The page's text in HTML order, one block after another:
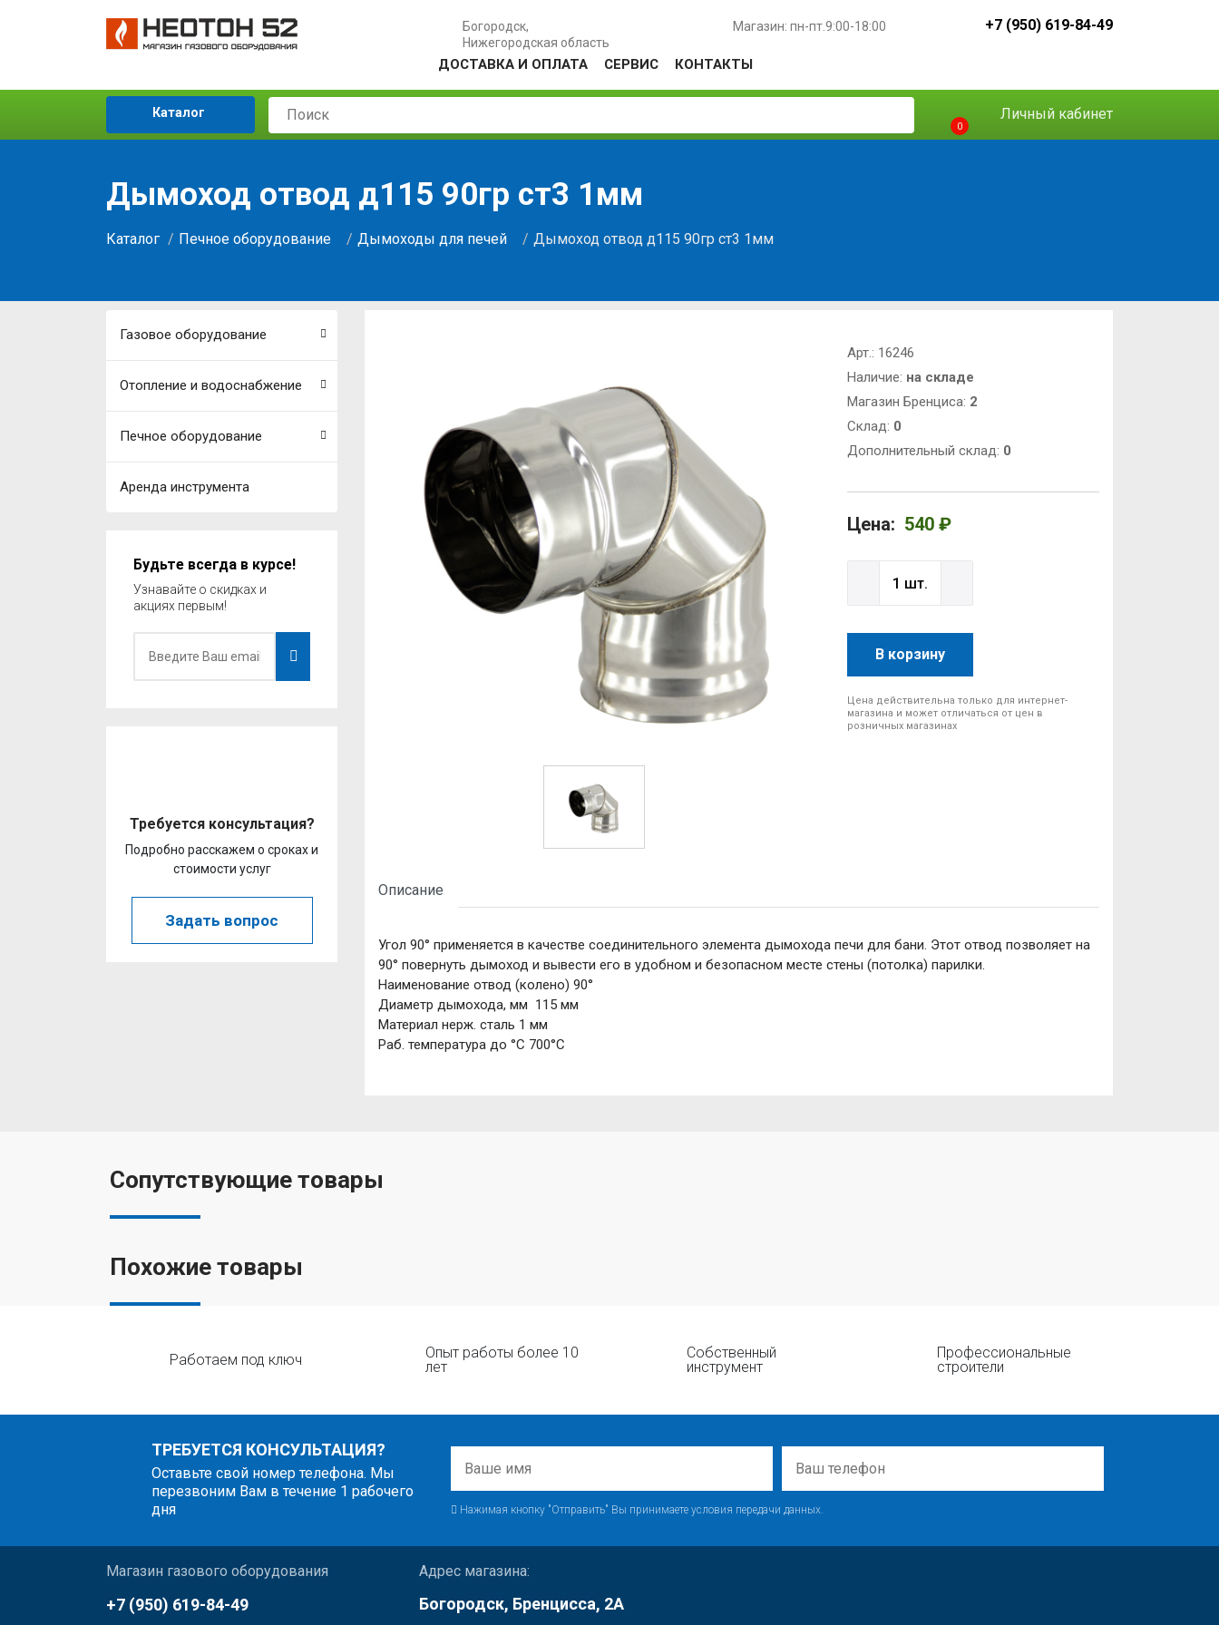
Богородск,
Нижегородская область
Магазин: пн-пт.9:00-18:00 +7 (950) 619-84-49
ДОСТАВКА И ОПЛАТА СЕРВИС КОНТАКТЫ
Каталог
0
Личный кабинет
Дымоход отвод д115 90гр ст3 1мм
Каталог Печное оборудование Дымоходы для печей Дымоход отвод д115 90гр ст3 1мм
Газовое оборудование
Отопление и водоснабжение
Печное оборудование
Аренда инструмента
Будьте всегда в курсе!
Узнавайте о скидках и
акциях первым!
Требуется консультация?
Подробно расскажем о сроках и
стоимости услуг
Задать вопрос
Арт.: 16246
Наличие: на складе
Магазин Бренциса: 2
Cклад: 0
Дополнительный склад: 0
Цена: 540 ₽
В корзину
Цена действительна только для интернет-
магазина и может отличаться от цен в
розничных магазинах
Описание
Угол 90° применяется в качестве соединительного элемента дымохода печи для бани. Этот отвод позволяет на
90° повернуть дымоход и вывести его в удобном и безопасном месте стены (потолка) парилки.
Наименование отвод (колено) 90°
Диаметр дымохода, мм​​​​​​ 115 мм
Материал нерж. сталь 1 мм
Раб. температура до °С 700°С
Сопутствующие товары
Похожие товары
Работаем под ключ
Опыт работы более 10
лет
Собственный
инструмент
Профессиональные
строители
ТРЕБУЕТСЯ КОНСУЛЬТАЦИЯ?
Оставьте свой номер телефона. Мы
перезвоним Вам в течение 1 рабочего
дня
Нажимая кнопку "Отправить" Вы принимаете условия передачи данных.
Магазин газового оборудования
+7 (950) 619-84-49
Адрес магазина:
Богородск, Бренцисса, 2А